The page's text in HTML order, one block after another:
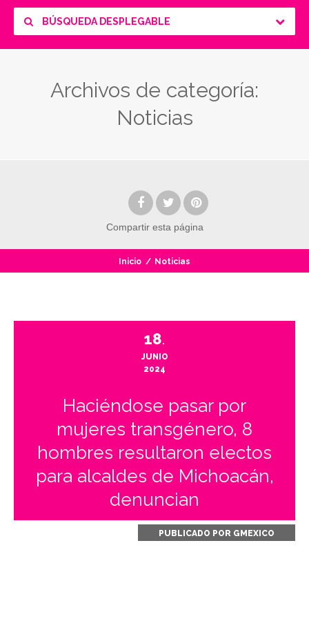
BÚSQUEDA DESPLEGABLE
Archivos de categoría:
Noticias
Compartir esta página
Inicio / Noticias
18.
JUNIO
2024
Haciéndose pasar por
mujeres transgénero, 8
hombres resultaron electos
para alcaldes de Michoacán,
denuncian
PUBLICADO POR GMEXICO